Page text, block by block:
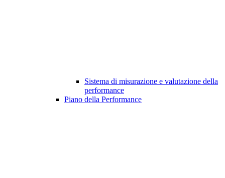
Sistema di misurazione e valutazione della
performance
Piano della Performance